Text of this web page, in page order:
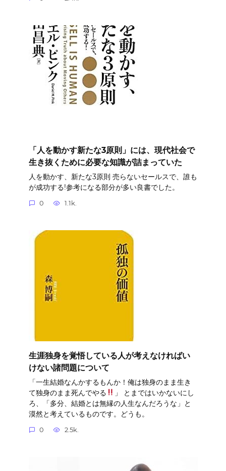
「人を動かす新たな3原則」には、現代社会で
生き抜くために必要な知識が詰まっていた
人を動かす、新たな3原則 売らないセールスで、誰も
が成功する!参考になる部分が多い良書でした。
0 1.1k.
生涯独身を覚悟している人が考えなければい
けない諸問題について
「一生結婚なんかするもんか！俺は独身のまま生き
て独身のまま死んでやる
」 とまではいかないにし
ろ、「多分、結婚とは無縁の人生なんだろうな」と
漠然と考えているものです。どうも。
0 2.5k.